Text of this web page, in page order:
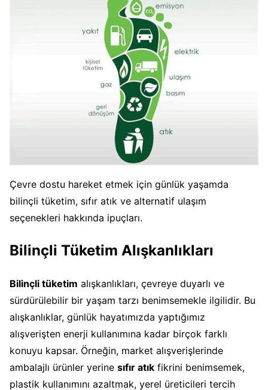
Çevre dostu hareket etmek için günlük yaşamda
bilinçli tüketim, sıfır atık ve alternatif ulaşım
seçenekleri hakkında ipuçları.
Bilinçli Tüketim Alışkanlıkları
Bilinçli tüketim alışkanlıkları, çevreye duyarlı ve
sürdürülebilir bir yaşam tarzı benimsemekle ilgilidir. Bu
alışkanlıklar, günlük hayatımızda yaptığımız
alışverişten enerji kullanımına kadar birçok farklı
konuyu kapsar. Örneğin, market alışverişlerinde
ambalajlı ürünler yerine sıfır atık fikrini benimsemek,
plastik kullanımını azaltmak, yerel üreticileri tercih